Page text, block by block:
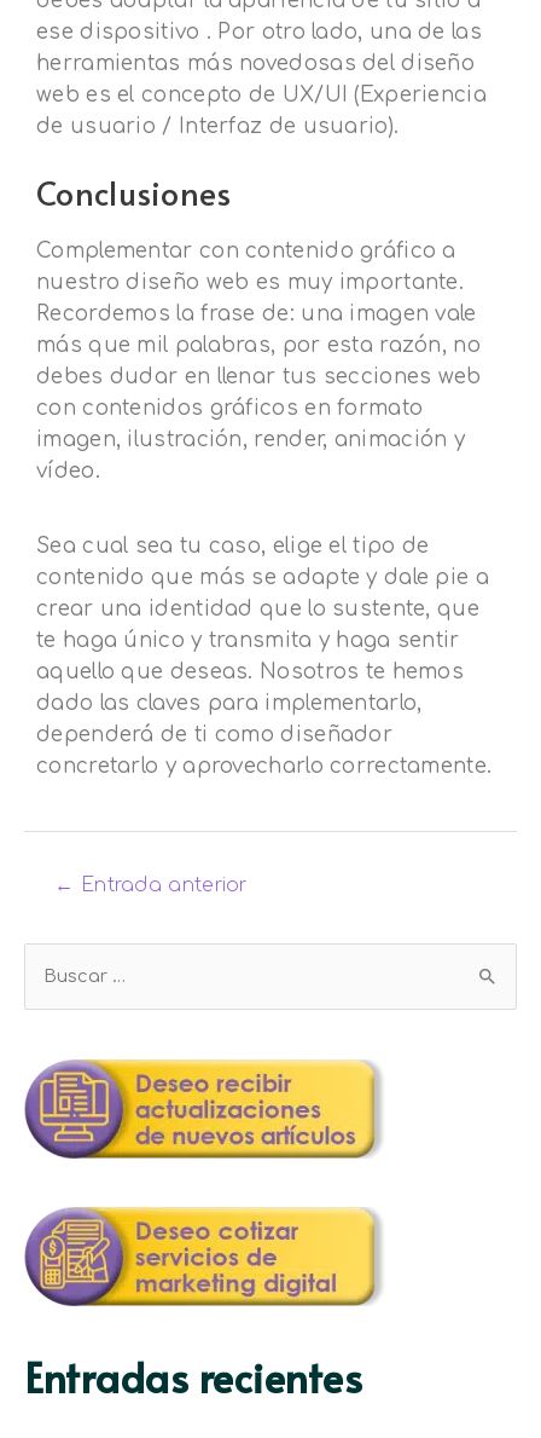
ese dispositivo . Por otro lado, una de las
herramientas más novedosas del diseño
web es el concepto de UX/UI (Experiencia
de usuario / Interfaz de usuario).
Conclusiones
Complementar con contenido gráfico a
nuestro diseño web es muy importante.
Recordemos la frase de: una imagen vale
más que mil palabras, por esta razón, no
debes dudar en llenar tus secciones web
con contenidos gráficos en formato
imagen, ilustración, render, animación y
vídeo.
Sea cual sea tu caso, elige el tipo de
contenido que más se adapte y dale pie a
crear una identidad que lo sustente, que
te haga único y transmita y haga sentir
aquello que deseas. Nosotros te hemos
dado las claves para implementarlo,
dependerá de ti como diseñador
concretarlo y aprovecharlo correctamente.
← Entrada anterior
Entradas recientes